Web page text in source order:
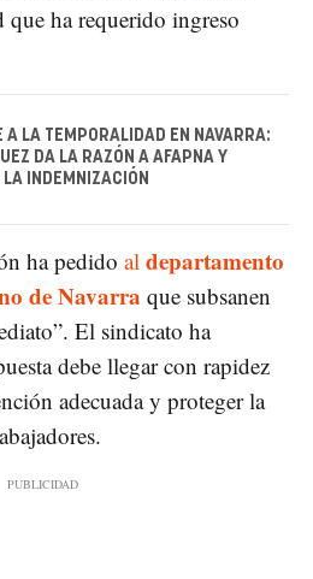
que ha requerido ingreso
A LA TEMPORALIDAD EN NAVARRA:
DA LA RAZÓN A AFAPNA Y
LA INDEMNIZACIÓN
ha pedido al departamento
de Navarra que subsanen
El sindicato ha
debe llegar con rapidez
adecuada y proteger la